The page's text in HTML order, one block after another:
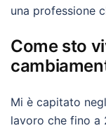
una professione
Come sto
Mi è capitato
lavoro che fino a